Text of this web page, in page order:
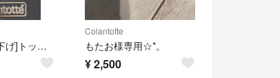
[期間限定値下げ]トップのみ コラントッテ AURA(アウラ)未使用品
Colantotte
もたお様専用☆*。
¥2,500